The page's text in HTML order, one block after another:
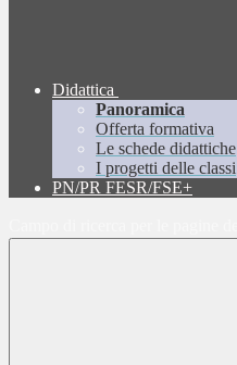
Didattica
Panoramica
Offerta formativa
Le schede didattiche
I progetti delle classi
PN/PR FESR/FSE+